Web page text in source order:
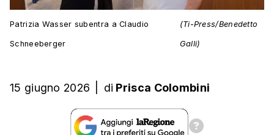
Patrizia Wasser subentra a Claudio
Schneeberger
(Ti-Press/Benedetto
Galli)
15 giugno 2026 di Prisca Colombini